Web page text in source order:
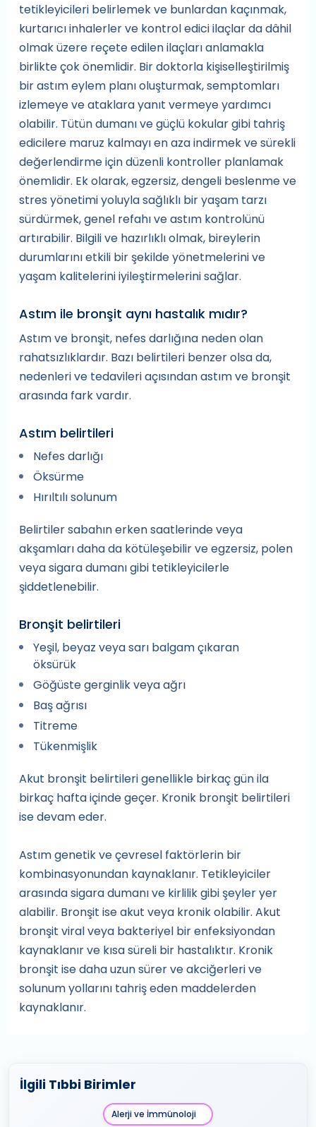
tetikleyicileri belirlemek ve bunlardan kaçınmak,
kurtarıcı inhalerler ve kontrol edici ilaçlar da dâhil
olmak üzere reçete edilen ilaçları anlamakla
birlikte çok önemlidir. Bir doktorla kişiselleştirilmiş
bir astım eylem planı oluşturmak, semptomları
izlemeye ve ataklara yanıt vermeye yardımcı
olabilir. Tütün dumanı ve güçlü kokular gibi tahriş
edicilere maruz kalmayı en aza indirmek ve sürekli
değerlendirme için düzenli kontroller planlamak
önemlidir. Ek olarak, egzersiz, dengeli beslenme ve
stres yönetimi yoluyla sağlıklı bir yaşam tarzı
sürdürmek, genel refahı ve astım kontrolünü
artırabilir. Bilgili ve hazırlıklı olmak, bireylerin
durumlarını etkili bir şekilde yönetmelerini ve
yaşam kalitelerini iyileştirmelerini sağlar.
Astım ile bronşit aynı hastalık mıdır?
Astım ve bronşit, nefes darlığına neden olan
rahatsızlıklardır. Bazı belirtileri benzer olsa da,
nedenleri ve tedavileri açısından astım ve bronşit
arasında fark vardır.
Astım belirtileri
Nefes darlığı
Öksürme
Hırıltılı solunum
Belirtiler sabahın erken saatlerinde veya
akşamları daha da kötüleşebilir ve egzersiz, polen
veya sigara dumanı gibi tetikleyicilerle
şiddetlenebilir.
Bronşit belirtileri
Yeşil, beyaz veya sarı balgam çıkaran
öksürük
Göğüste gerginlik veya ağrı
Baş ağrısı
Titreme
Tükenmişlik
Akut bronşit belirtileri genellikle birkaç gün ila
birkaç hafta içinde geçer. Kronik bronşit belirtileri
ise devam eder.
Astım genetik ve çevresel faktörlerin bir
kombinasyonundan kaynaklanır. Tetikleyiciler
arasında sigara dumanı ve kirlilik gibi şeyler yer
alabilir. Bronşit ise akut veya kronik olabilir. Akut
bronşit viral veya bakteriyel bir enfeksiyondan
kaynaklanır ve kısa süreli bir hastalıktır. Kronik
bronşit ise daha uzun sürer ve akciğerleri ve
solunum yollarını tahriş eden maddelerden
kaynaklanır.
İlgili Tıbbi Birimler
Alerji ve İmmünoloji